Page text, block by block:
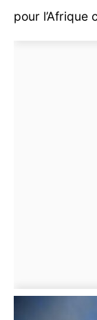
pour l’Afrique